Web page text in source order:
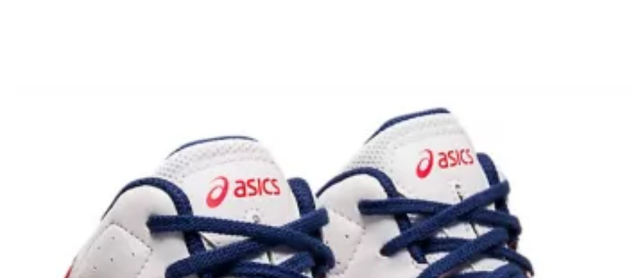
турники-брусья
Подарочный сертификат
Бренды